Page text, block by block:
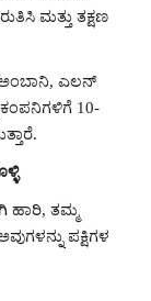
ಮತ್ತು ತಕ್ಷಣ
ಎಲನ್
10-
ಹಾರಿ, ತಮ್ಮ
ಪಕ್ಷಿಗಳ